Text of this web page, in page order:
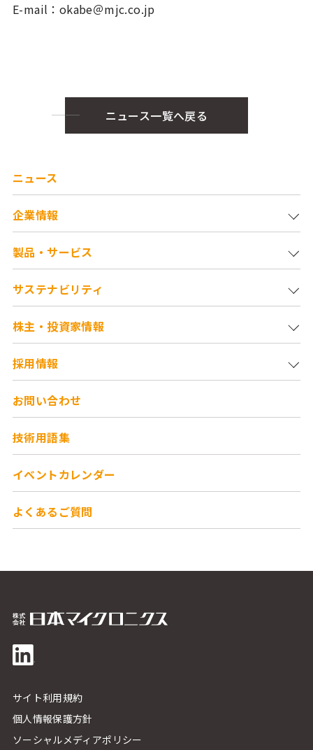
E-mail：okabe＠mjc.co.jp
ニュース一覧へ戻る
ニュース
企業情報
製品・サービス
サステナビリティ
株主・投資家情報
採用情報
お問い合わせ
技術用語集
イベントカレンダー
よくあるご質問
サイト利用規約
個人情報保護方針
ソーシャルメディアポリシー